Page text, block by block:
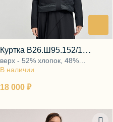
Блузы, толстовки
Пуловеры
Костюмы
Платья
Юбки
Брюки, шорты
18 000 ₽
В наличии
Куртка В26.Ш95.152/1
матовый оникс
верх - 52% хлопок, 48%
полиэстер и 100% полиэстер,
полиэстер